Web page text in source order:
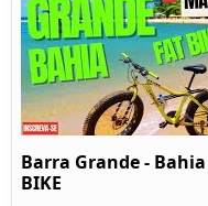
Barra Grande -
BIKE